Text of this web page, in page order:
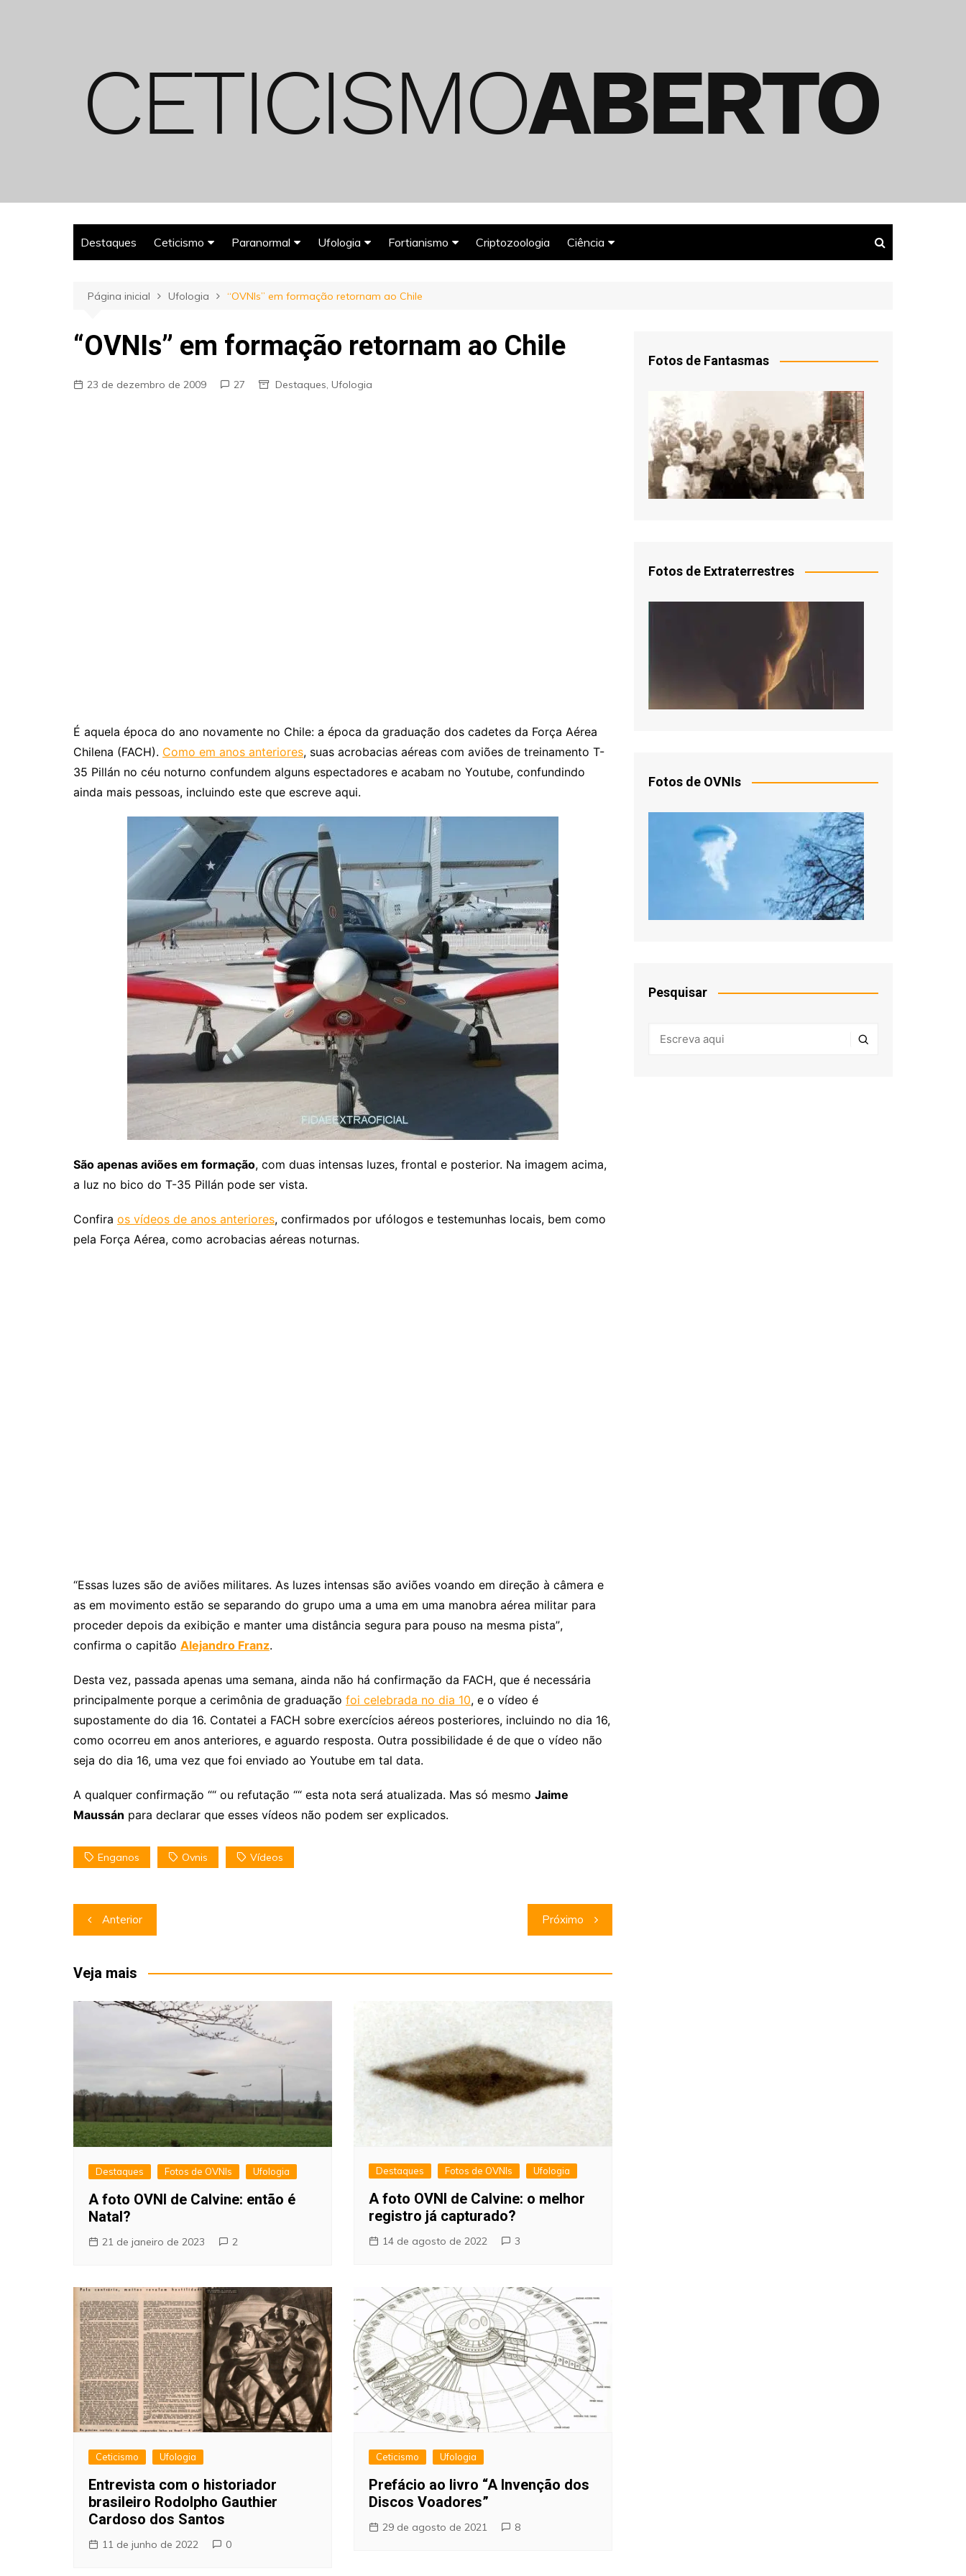
Destaques Ceticismo
Espiritualismo
Pareidolia
Paranormal Ufologia
Deuses Astronautas
Hipótese Psicossocial
Fortianismo Criptozoologia Ciência
Página inicial Ufologia “OVNIs” em formação retornam ao Chile
“OVNIs” em formação retornam ao Chile
23 de dezembro de 2009 27 Destaques, Ufologia
É aquela época do ano novamente no Chile: a época da graduação dos cadetes da Força Aérea
Chilena (FACH). Como em anos anteriores, suas acrobacias aéreas com aviões de treinamento T-
35 Pillán no céu noturno confundem alguns espectadores e acabam no Youtube, confundindo
ainda mais pessoas, incluindo este que escreve aqui.
São apenas aviões em formação, com duas intensas luzes, frontal e posterior. Na imagem acima,
a luz no bico do T-35 Pillán pode ser vista.
Confira os vídeos de anos anteriores, confirmados por ufólogos e testemunhas locais, bem como
pela Força Aérea, como acrobacias aéreas noturnas.
“Essas luzes são de aviões militares. As luzes intensas são aviões voando em direção à câmera e
as em movimento estão se separando do grupo uma a uma em uma manobra aérea militar para
proceder depois da exibição e manter uma distância segura para pouso na mesma pista”,
confirma o capitão Alejandro Franz.
Desta vez, passada apenas uma semana, ainda não há confirmação da FACH, que é necessária
principalmente porque a cerimônia de graduação foi celebrada no dia 10, e o vídeo é
supostamente do dia 16. Contatei a FACH sobre exercícios aéreos posteriores, incluindo no dia 16,
como ocorreu em anos anteriores, e aguardo resposta. Outra possibilidade é de que o vídeo não
seja do dia 16, uma vez que foi enviado ao Youtube em tal data.
A qualquer confirmação ““ ou refutação ““ esta nota será atualizada. Mas só mesmo Jaime
Maussán para declarar que esses vídeos não podem ser explicados.
Enganos Ovnis Vídeos
Navegação
de
Post
Anterior Próximo
Veja mais
Destaques Fotos de OVNIs Ufologia
A foto OVNI de Calvine: então é
Natal?
21 de janeiro de 2023 2
Destaques Fotos de OVNIs Ufologia
A foto OVNI de Calvine: o melhor
registro já capturado?
14 de agosto de 2022 3
Ceticismo Ufologia
Entrevista com o historiador
brasileiro Rodolpho Gauthier
Cardoso dos Santos
11 de junho de 2022 0
Ceticismo Ufologia
Prefácio ao livro “A Invenção dos
Discos Voadores”
29 de agosto de 2021 8
Fotos de Fantasmas
Fotos de Extraterrestres
Fotos de OVNIs
Pesquisar